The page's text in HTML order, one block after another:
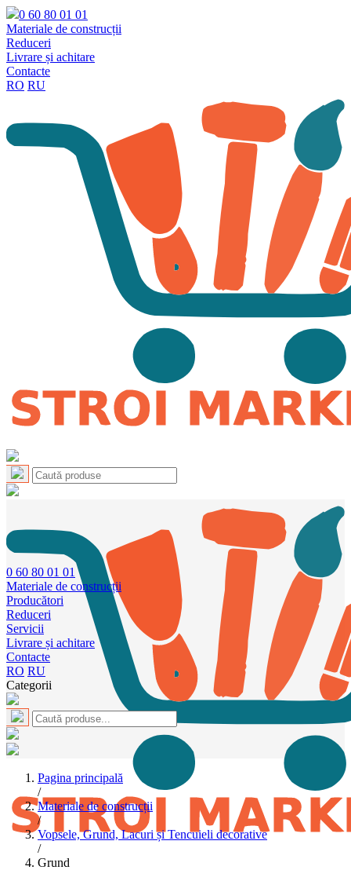
0 60 80 01 01
Materiale de construcții
Reduceri
Livrare și achitare
Contacte
RO RU
0 60 80 01 01
Materiale de construcții
Producători
Reduceri
Servicii
Livrare și achitare
Contacte
RO RU
Categorii
Pagina principală
/
Materiale de construcții
/
Vopsele, Grund, Lacuri și Tencuieli decorative
/
Grund